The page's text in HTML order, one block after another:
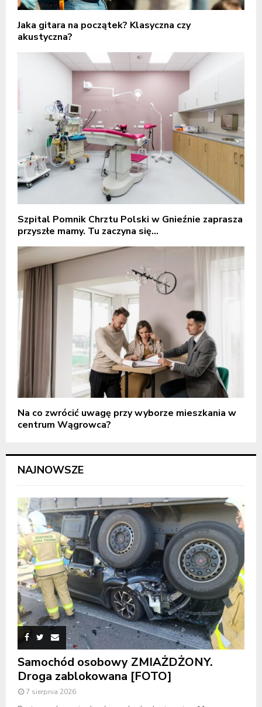
Jaka gitara na początek? Klasyczna czy
akustyczna?
Szpital Pomnik Chrztu Polski w Gnieźnie zaprasza
przyszłe mamy. Tu zaczyna się...
Na co zwrócić uwagę przy wyborze mieszkania w
centrum Wągrowca?
NAJNOWSZE
Samochód osobowy ZMIAŻDŻONY.
Droga zablokowana [FOTO]
7 sierpnia 2026